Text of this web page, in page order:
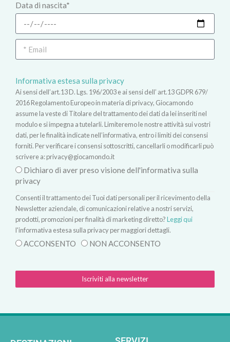
Data di nascita*
Informativa estesa sulla privacy
Ai sensi dell’art.13 D. Lgs. 196/2003 e ai sensi dell’ art.13 GDPR 679/
2016 Regolamento Europeo in materia di privacy, Giocamondo
assume la veste di Titolare del trattamento dei dati da lei inseriti nel
modulo e si impegna a tutelarli. Limiteremo le nostre attività sui vostri
dati, per le finalità indicate nell’informativa, entro i limiti dei consensi
forniti. Per verificare i consensi sottoscritti, cancellarli o modificarli può
scrivere a:privacy@giocamondo.it
Dichiaro di aver preso visione dell'informativa sulla
privacy
Consenti il trattamento dei Tuoi dati personali per il ricevimento della
Newsletter aziendale, di comunicazioni relative a nostri servizi,
prodotti, promozioni per finalità di marketing diretto?Leggi qui
l'informativa estesa sulla privacy per maggiori dettagli.
ACCONSENTO NON ACCONSENTO
Iscriviti alla newsletter